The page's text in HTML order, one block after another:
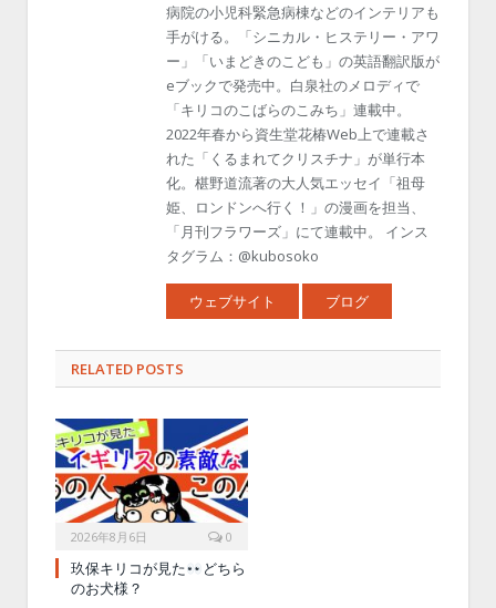
病院の小児科緊急病棟などのインテリアも
手がける。「シニカル・ヒステリー・アワ
ー」「いまどきのこども」の英語翻訳版が
eブックで発売中。白泉社のメロディで
「キリコのこばらのこみち」連載中。
2022年春から資生堂花椿Web上で連載さ
れた「くるまれてクリスチナ」が単行本
化。椹野道流著の大人気エッセイ「祖母
姫、ロンドンへ行く！」の漫画を担当、
「月刊フラワーズ」にて連載中。 インス
タグラム：@kubosoko
ウェブサイト ブログ
RELATED POSTS
2026年8月6日 0
玖保キリコが見た
どちら
のお犬様？